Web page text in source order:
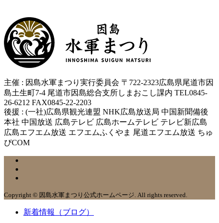
主催 : 因島水軍まつり実行委員会 〒722-2323広島県尾道市因
島土生町7-4 尾道市因島総合支所しまおこし課内 TEL0845-
26-6212 FAX0845-22-2203
後援 : (一社)広島県観光連盟 NHK広島放送局 中国新聞備後
本社 中国放送 広島テレビ 広島ホームテレビ テレビ新広島
広島エフエム放送 エフエムふくやま 尾道エフエム放送 ちゅ
ぴCOM
Copyright © 因島水軍まつり公式ホームページ. All rights reserved.
新着情報（ブログ）